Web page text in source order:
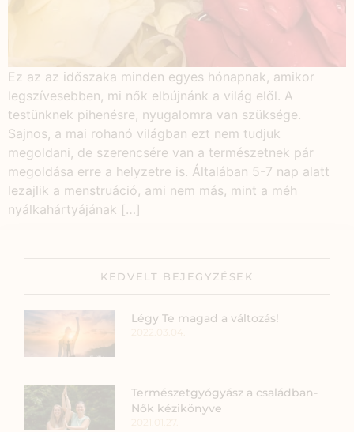
Ez az az időszaka minden egyes hónapnak, amikor
legszívesebben, mi nők elbújnánk a világ elől. A
testünknek pihenésre, nyugalomra van szüksége.
Sajnos, a mai rohanó világban ezt nem tudjuk
megoldani, de szerencsére van a természetnek pár
megoldása erre a helyzetre is. Általában 5-7 nap alatt
lezajlik a menstruáció, ami nem más, mint a méh
nyálkahártyájának […]
KEDVELT BEJEGYZÉSEK
Légy Te magad a változás!
Természetgyógyász a családban-
Nők kézikönyve